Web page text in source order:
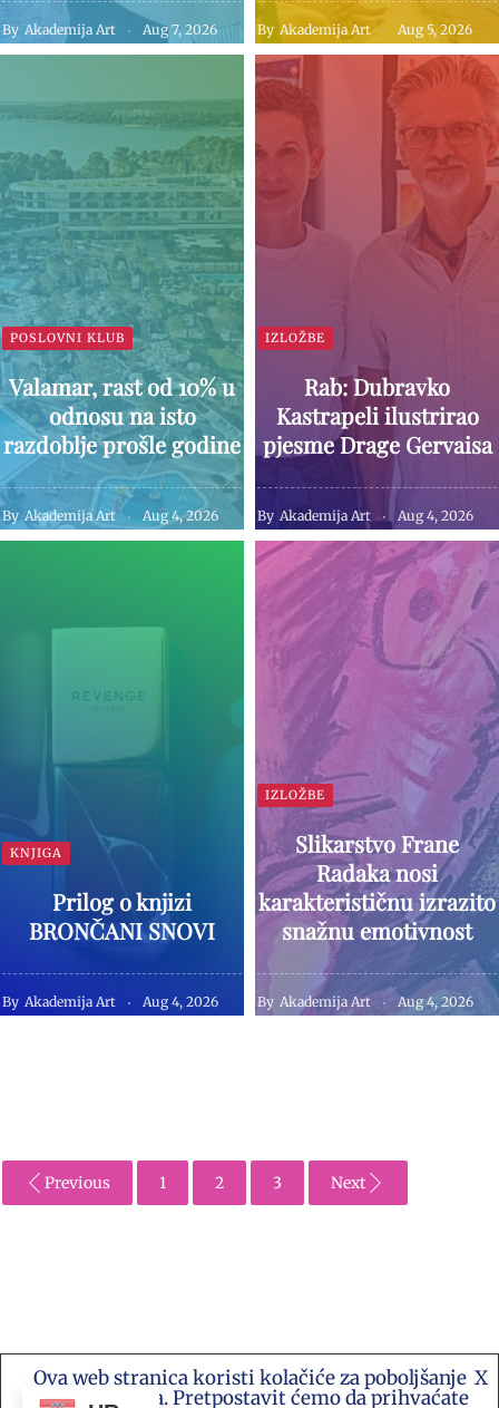
By Akademija Art Aug 7, 2026 By Akademija Art Aug 5, 2026
POSLOVNI KLUB
Valamar, rast od 10% u
odnosu na isto
razdoblje prošle godine
By Akademija Art Aug 4, 2026
IZLOŽBE
Rab: Dubravko
Kastrapeli ilustrirao
pjesme Drage Gervaisa
By Akademija Art Aug 4, 2026
KNJIGA
Prilog o knjizi
BRONČANI SNOVI
By Akademija Art Aug 4, 2026
IZLOŽBE
Slikarstvo Frane
Radaka nosi
karakterističnu izrazito
snažnu emotivnost
By Akademija Art Aug 4, 2026
Previous 1 2 3 Next
Kontakt e-mail: akademija.art@gmail.com •
Ova web stranica koristi kolačiće za poboljšanje
vašeg iskustva. Pretpostavit ćemo da prihvaćate
X